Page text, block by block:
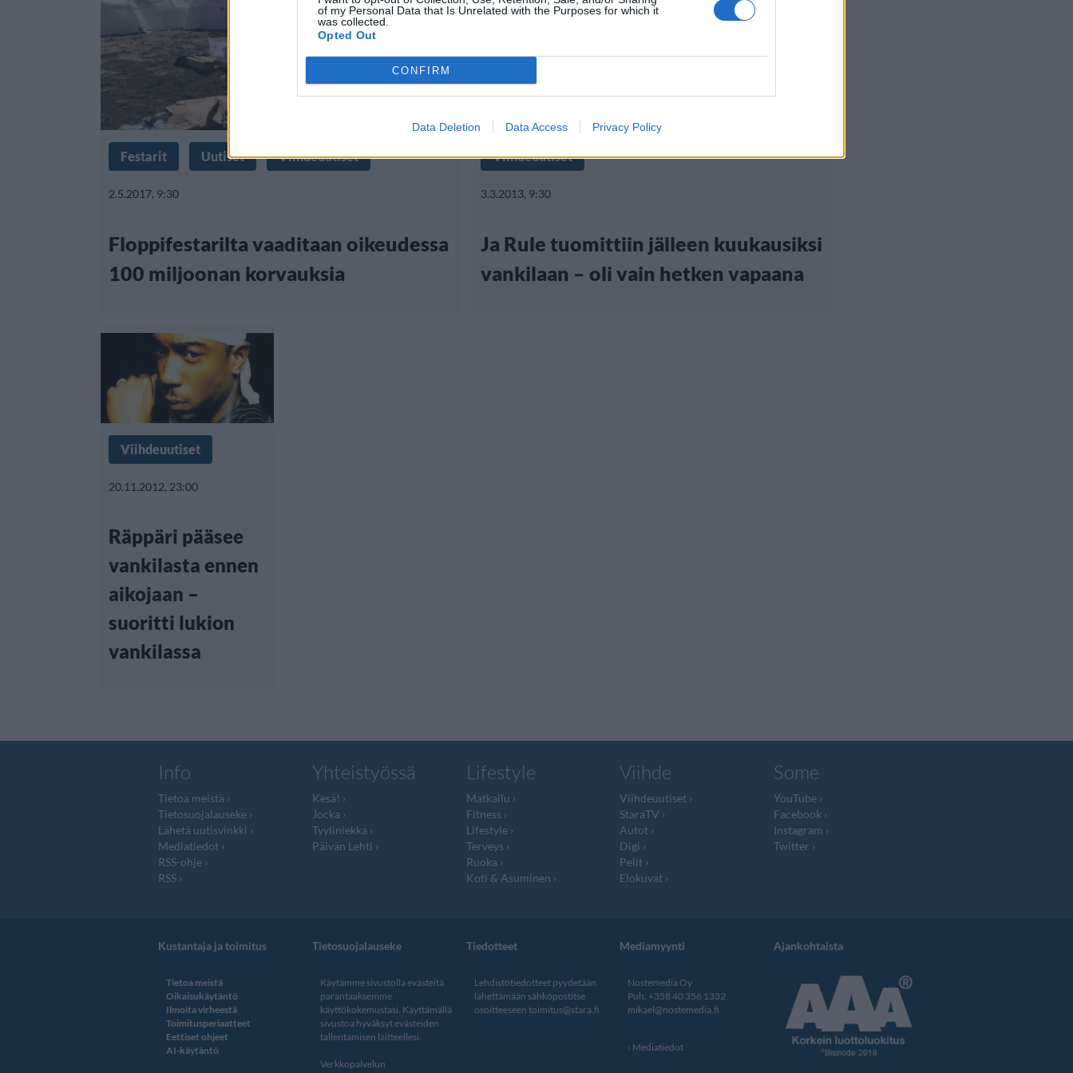
of my Personal Data that Is Unrelated with the Purposes for which it
was collected.
Opted Out
CONFIRM
Data Deletion Data Access Privacy Policy
Festarit Uutiset Viihdeuutiset
2.5.2017, 9:30
Floppifestarilta vaaditaan oikeudessa
100 miljoonan korvauksia
Viihdeuutiset
3.3.2013, 9:30
Ja Rule tuomittiin jälleen kuukausiksi
vankilaan – oli vain hetken vapaana
Viihdeuutiset
20.11.2012, 23:00
Räppäri pääsee
vankilasta ennen
aikojaan –
suoritti lukion
vankilassa
Info
Tietoa meistä
Tietosuojalauseke
Lähetä uutisvinkki
Mediatiedot
RSS-ohje
RSS
Yhteistyössä
Kesä!
Jocka
Tyyliniekka
Päivän Lehti
Lifestyle
Matkailu
Fitness
Lifestyle
Terveys
Ruoka
Koti & Asuminen
Viihde
Viihdeuutiset
StaraTV
Autot
Digi
Pelit
Elokuvat
Some
YouTube
Facebook
Instagram
Twitter
Kustantaja ja toimitus
Tietoa meistä
Oikaisukäytäntö
Ilmoita virheestä
Toimitusperiaatteet
Eettiset ohjeet
AI-käytäntö
Tietosuojalauseke
Käytämme sivustolla evästeitä
parantaaksemme
käyttökokemustasi. Käyttämällä
sivustoa hyväksyt evästeiden
tallentamisen laitteellesi.
Verkkopalvelun
Tiedotteet
Lehdistötiedotteet pyydetään
lähettämään sähköpostitse
osoitteeseen toimitus@stara.fi
Mediamyynti
Nostemedia Oy
Puh. +358 40 356 1332
mikael@nostemedia.fi
Mediatiedot
Ajankohtaista